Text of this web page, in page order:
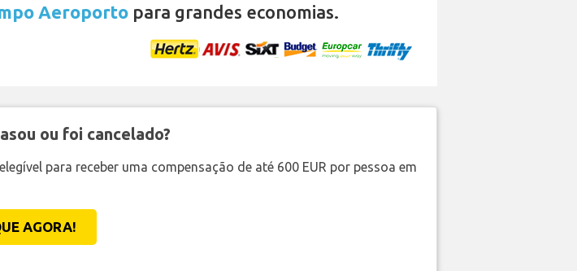
Aeroporto para grandes economias.
ou foi cancelado?
para receber uma compensação de até 600 EUR por pessoa em
AGORA!